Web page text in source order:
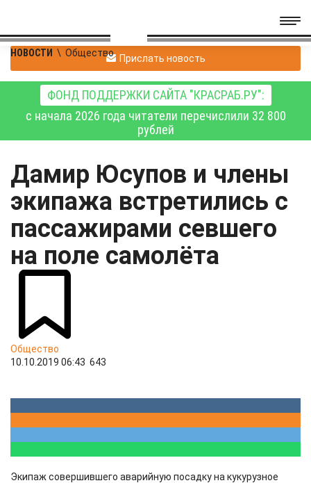
НОВОСТИ \ Общество Прислать новость
ФОНД ПОДДЕРЖКИ САЙТА "КРАСРАБ.РУ":
с начала 2026 года читатели перечислили 32 800
рублей
Дамир Юсупов и члены
экипажа встретились с
пассажирами севшего
на поле самолёта
Общество
10.10.2019 06:43 643
Экипаж совершившего аварийную посадку на кукурузное